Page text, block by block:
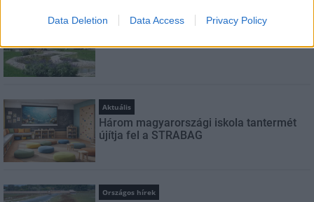
Data Deletion Data Access Privacy Policy
Aktuális
Aktuális
Három magyarországi iskola tantermét
újítja fel a STRABAG
Országos hírek